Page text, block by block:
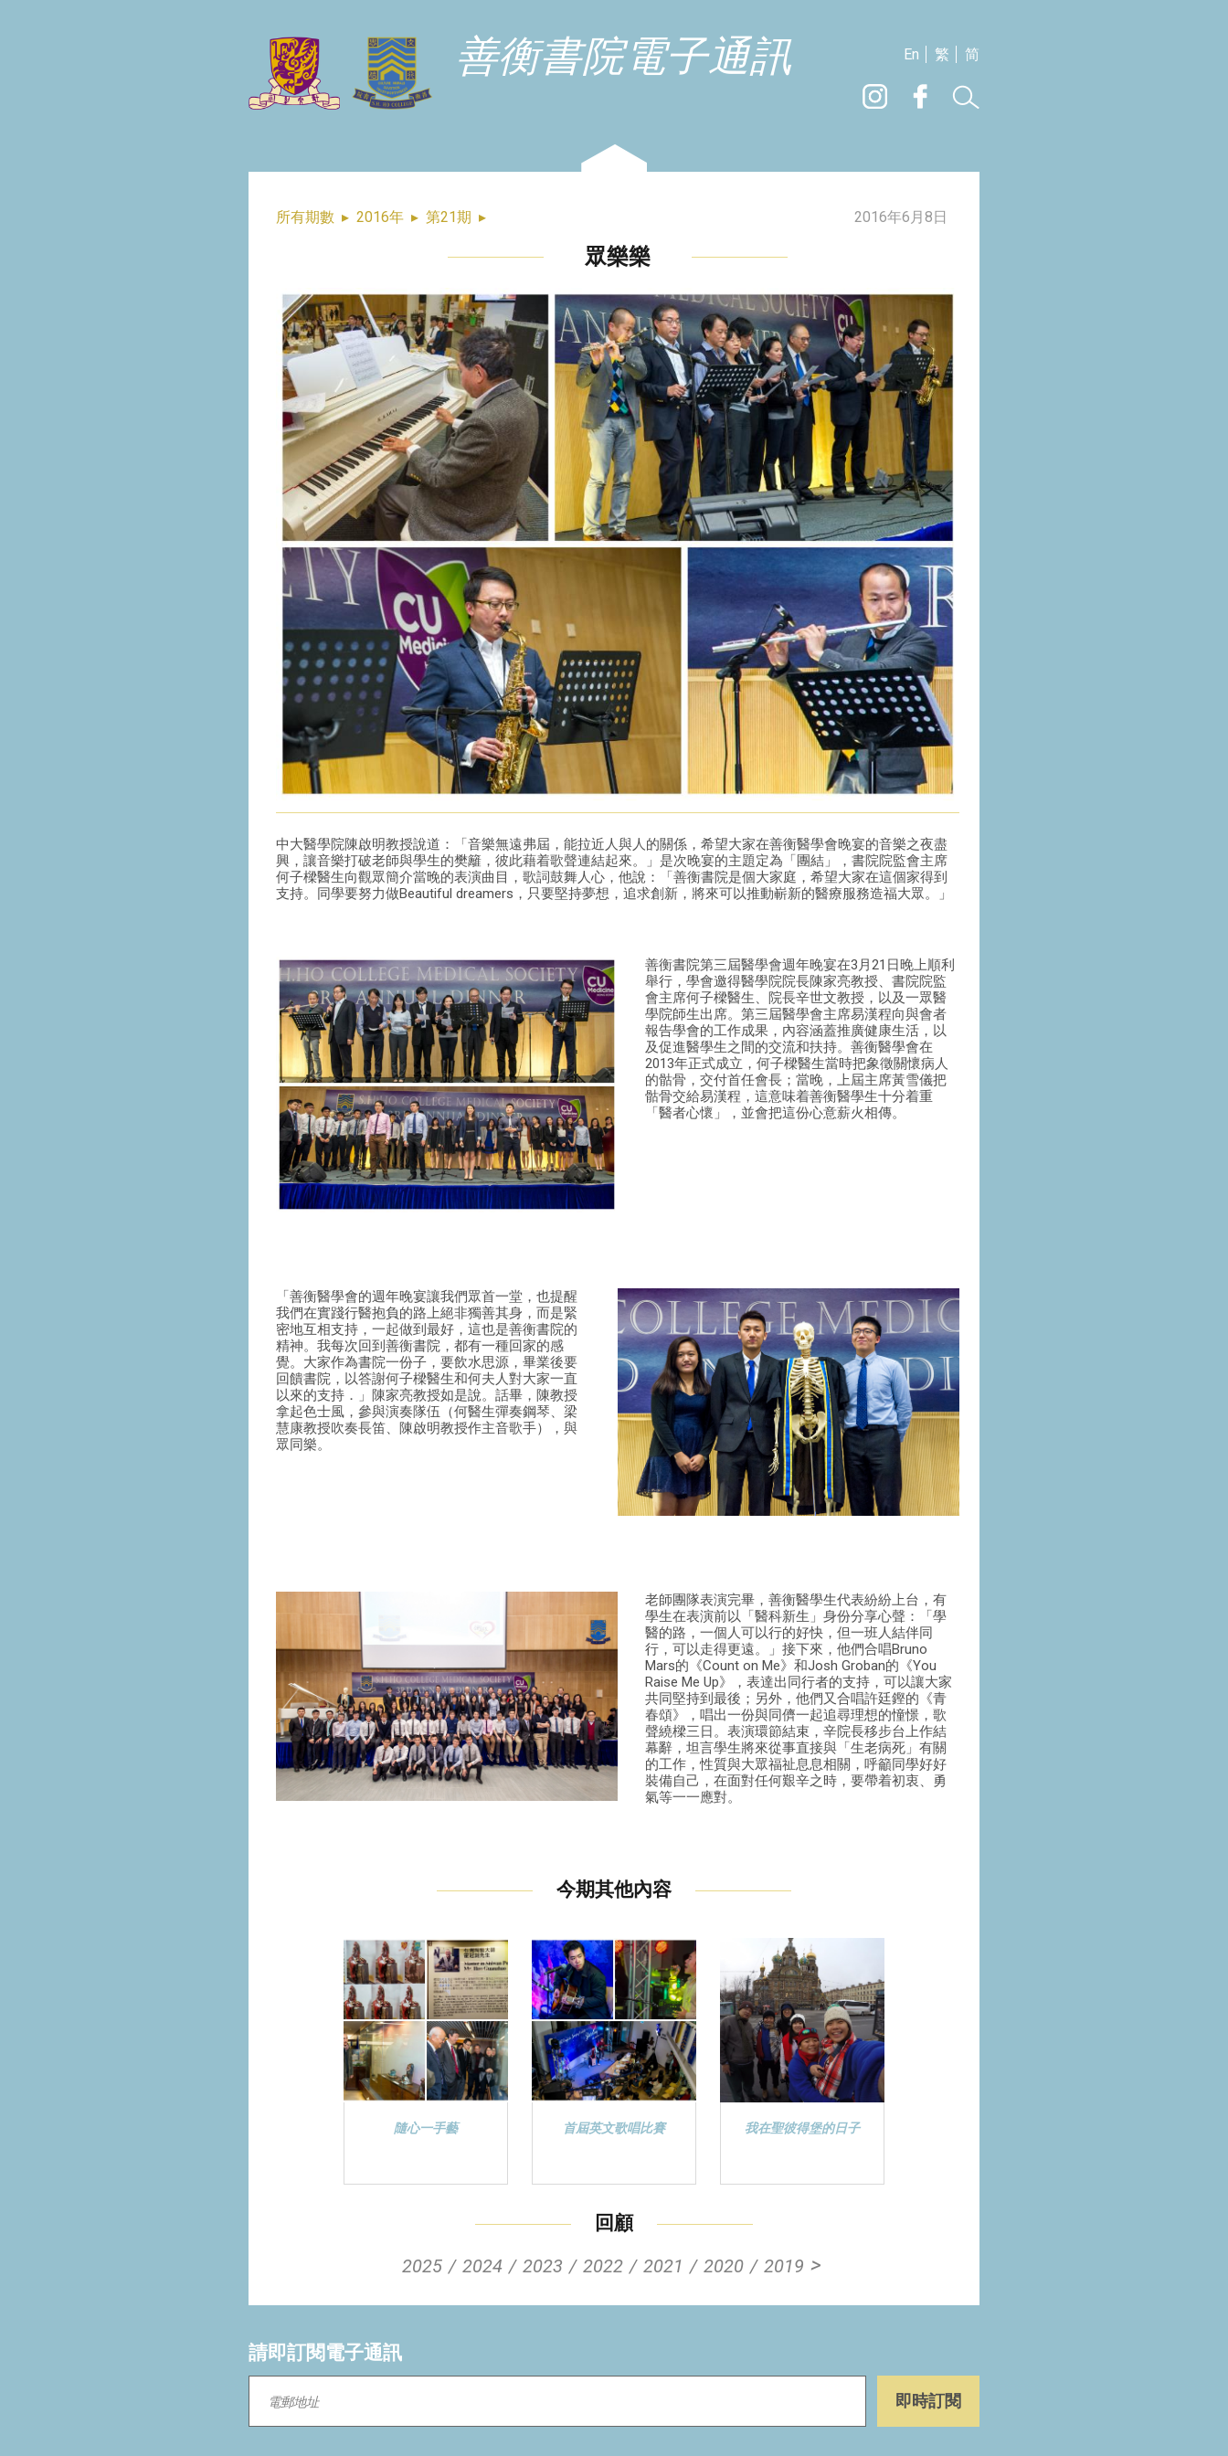
善衡書院電子通訊 En 繁 简
所有期數 ▸ 2016年 ▸ 第21期 ▸ 2016年6月8日
眾樂樂
中大醫學院陳啟明教授說道：「音樂無遠弗屆，能拉近人與人的關係，希望大家在善衡醫學會晚宴的音樂之夜盡
興，讓音樂打破老師與學生的樊籬，彼此藉着歌聲連結起來。」是次晚宴的主題定為「團結」，書院院監會主席
何子樑醫生向觀眾簡介當晚的表演曲目，歌詞鼓舞人心，他說：「善衡書院是個大家庭，希望大家在這個家得到
支持。同學要努力做Beautiful dreamers，只要堅持夢想，追求創新，將來可以推動嶄新的醫療服務造福大眾。」
善衡書院第三屆醫學會週年晚宴在3月21日晚上順利
舉行，學會邀得醫學院院長陳家亮教授、書院院監
會主席何子樑醫生、院長辛世文教授，以及一眾醫
學院師生出席。第三屆醫學會主席易漢程向與會者
報告學會的工作成果，內容涵蓋推廣健康生活，以
及促進醫學生之間的交流和扶持。善衡醫學會在
2013年正式成立，何子樑醫生當時把象徵關懷病人
的骷骨，交付首任會長；當晚，上屆主席黃雪儀把
骷骨交給易漢程，這意味着善衡醫學生十分着重
「醫者心懷」，並會把這份心意薪火相傳。
「善衡醫學會的週年晚宴讓我們眾首一堂，也提醒
我們在實踐行醫抱負的路上絕非獨善其身，而是緊
密地互相支持，一起做到最好，這也是善衡書院的
精神。我每次回到善衡書院，都有一種回家的感
覺。大家作為書院一份子，要飲水思源，畢業後要
回饋書院，以答謝何子樑醫生和何夫人對大家一直
以來的支持．」陳家亮教授如是說。話畢，陳教授
拿起色士風，參與演奏隊伍（何醫生彈奏鋼琴、梁
慧康教授吹奏長笛、陳啟明教授作主音歌手），與
眾同樂。
老師團隊表演完畢，善衡醫學生代表紛紛上台，有
學生在表演前以「醫科新生」身份分享心聲：「學
醫的路，一個人可以行的好快，但一班人結伴同
行，可以走得更遠。」接下來，他們合唱Bruno
Mars的《Count on Me》和Josh Groban的《You
Raise Me Up》，表達出同行者的支持，可以讓大家
共同堅持到最後；另外，他們又合唱許廷鏗的《青
春頌》，唱出一份與同儕一起追尋理想的憧憬，歌
聲繞樑三日。表演環節結束，辛院長移步台上作結
幕辭，坦言學生將來從事直接與「生老病死」有關
的工作，性質與大眾福祉息息相關，呼籲同學好好
裝備自己，在面對任何艱辛之時，要帶着初衷、勇
氣等一一應對。
今期其他內容
隨心一手藝 首屆英文歌唱比賽 我在聖彼得堡的日子
回顧
2025
2024 2023 2022 2021 2020 2019 >
請即訂閱電子通訊